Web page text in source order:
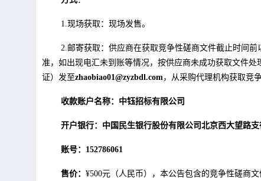
1.现场获取：现场发售。
2.邮寄获取：供应商在获取竞争性磋商文件截止时间
准，如出现电汇未到账等情况，按供应商未成功获取文件
证）发至zhaobiao01@zyzbdl.com，从采购代理机构获取竞
收款账户名称：中钰招标有限公司
开户银行：中国民生银行股份有限公司北京西大望路支
账号：152786061
售价： ¥500元（人民币），本公告包含的竞争性磋商